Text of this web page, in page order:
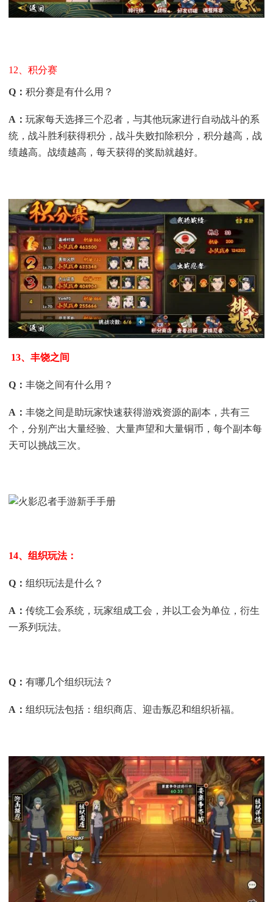
12、积分赛
Q ：积分赛是有什么用？
A ：玩家每天选择三个忍者，与其他玩家进行自动战斗的系
统，战斗胜利获得积分，战斗失败扣除积分，积分越高，战
绩越高。战绩越高，每天获得的奖励就越好。
13、丰饶之间
Q ：丰饶之间有什么用？
A ：丰饶之间是助玩家快速获得游戏资源的副本，共有三
个，分别产出大量经验、大量声望和大量铜币，每个副本每
天可以挑战三次。
14、组织玩法：
Q ：组织玩法是什么？
A ：传统工会系统，玩家组成工会，并以工会为单位，衍生
一系列玩法。
Q ：有哪几个组织玩法？
A ：组织玩法包括：组织商店、迎击叛忍和组织祈福。